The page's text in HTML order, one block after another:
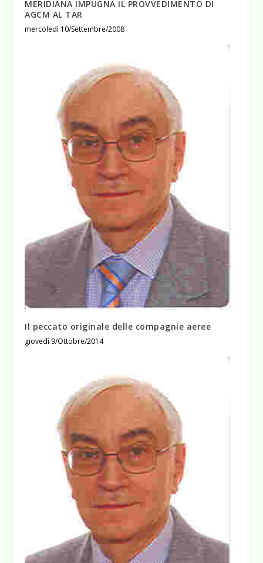
MERIDIANA IMPUGNA IL PROVVEDIMENTO DI
AGCM AL TAR
mercoledì 10/Settembre/2008
Il peccato originale delle compagnie aeree
giovedì 9/Ottobre/2014